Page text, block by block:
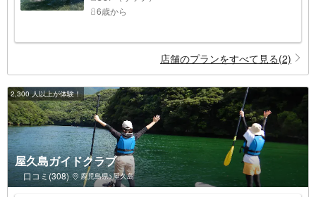
6歳から
店舗のプランをすべて見る(2)
2,300 人以上が体験！
屋久島ガイドクラブ
口コミ(308) 鹿児島県>屋久島